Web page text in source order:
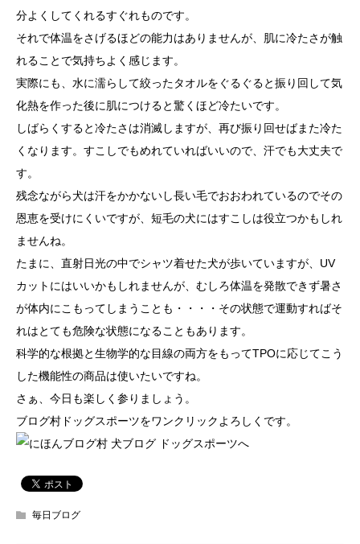
分よくしてくれるすぐれものです。
それで体温をさげるほどの能力はありませんが、肌に冷たさが触
れることで気持ちよく感じます。
実際にも、水に濡らして絞ったタオルをぐるぐると振り回して気
化熱を作った後に肌につけると驚くほど冷たいです。
しばらくすると冷たさは消滅しますが、再び振り回せばまた冷た
くなります。すこしでもめれていればいいので、汗でも大丈夫で
す。
残念ながら犬は汗をかかないし長い毛でおおわれているのでその
恩恵を受けにくいですが、短毛の犬にはすこしは役立つかもしれ
ませんね。
たまに、直射日光の中でシャツ着せた犬が歩いていますが、UV
カットにはいいかもしれませんが、むしろ体温を発散できず暑さ
が体内にこもってしまうことも・・・・その状態で運動すればそ
れはとても危険な状態になることもあります。
科学的な根拠と生物学的な目線の両方をもってTPOに応じてこう
した機能性の商品は使いたいですね。
さぁ、今日も楽しく参りましょう。
ブログ村ドッグスポーツをワンクリックよろしくです。
毎日ブログ